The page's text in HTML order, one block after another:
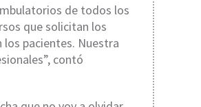
de todos los
que solicitan los
pacientes. Nuestra
contó